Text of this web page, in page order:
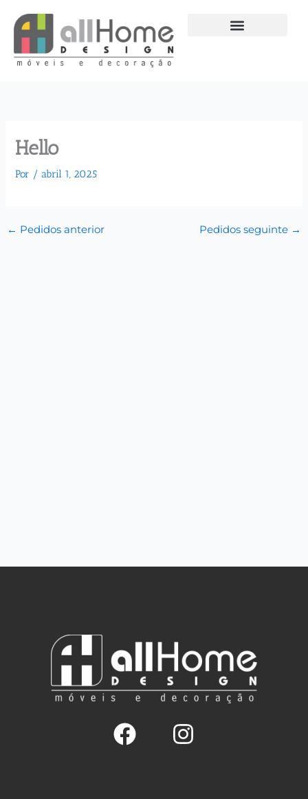
para
conteúdo
Hello
Por /abril 1, 2025
← Pedidos anterior Pedidos seguinte →